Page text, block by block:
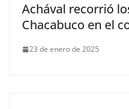
Achával recorrió
Chacabuco en el
23 de enero de 2025